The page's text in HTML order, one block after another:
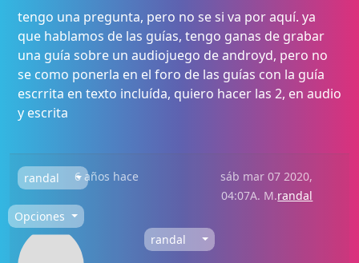
tengo una pregunta, pero no se si va por aquí. ya
que hablamos de las guías, tengo ganas de grabar
una guía sobre un audiojuego de androyd, pero no
se como ponerla en el foro de las guías con la guía
escrrita en texto incluída, quiero hacer las 2, en audio
y escrita
randal 6 años hace
sáb mar 07 2020,
04:07A. M.randal
Opciones
randal